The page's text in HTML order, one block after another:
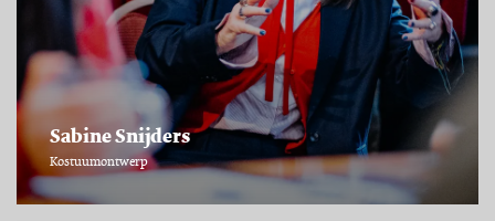
Sabine Snijders
Kostuumontwerp